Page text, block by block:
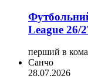
League 26/
перший в
Санчо
28.07.2026